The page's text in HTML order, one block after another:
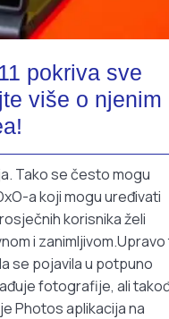
pokriva sve
više o njenim
Tako se često mogu
a koji mogu uređivati
korisnika želi
i
se pojavila u potpuno
fotografije, ali
Photos aplikacija na